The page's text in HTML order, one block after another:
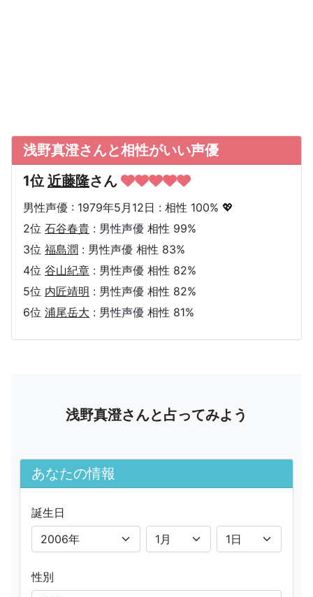
浅野真澄さんと相性がいい声優
1位 近藤隆さん
男性声優 : 1979年5月12日 : 相性 100% 💖
2位 石谷春貴 : 男性声優 相性 99%
3位 福島潤 : 男性声優 相性 83%
4位 谷山紀章 : 男性声優 相性 82%
5位 内匠靖明 : 男性声優 相性 82%
6位 浦尾岳大 : 男性声優 相性 81%
浅野真澄さんと占ってみよう
あなたの情報
誕生日
性別